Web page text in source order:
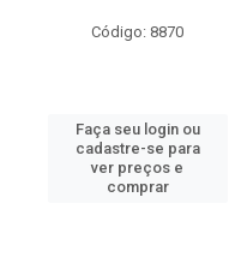
Código: 8870
Faça seu login ou
cadastre-se para
ver preços e
comprar